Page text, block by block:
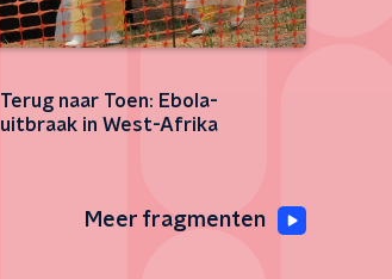
Terug naar Toen: Ebola-
uitbraak in West-Afrika
Meer fragmenten